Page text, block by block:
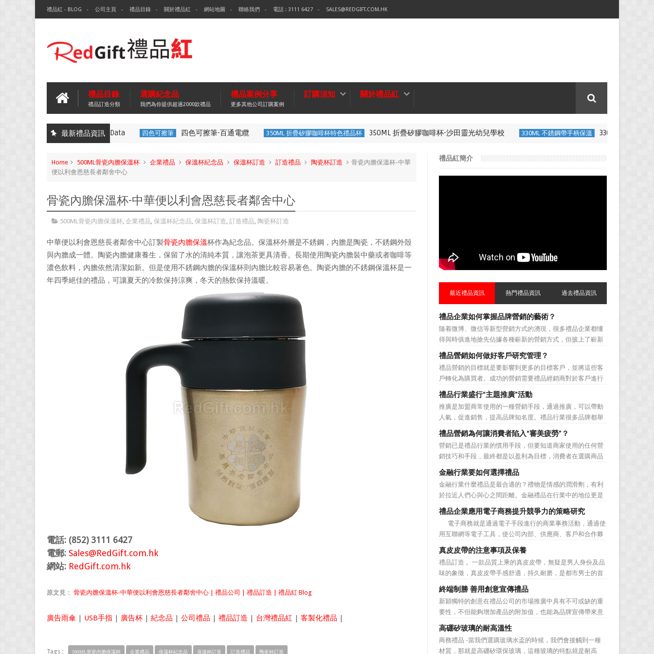
禮品紅 - BLOG 公司主頁 禮品目錄 關於禮品紅 網站地圖 聯絡我們 電話 : 3111 6427 SALES@REDGIFT.COM.HK
禮品目錄
禮品訂造分類
選購紀念品
我們為你提供超過2000款禮品
禮品案例分享
更多其他公司訂購案例
訂購須知 關於禮品紅
最新禮品資訊
環保袋-Tech Data 四色可擦筆 四色可擦筆-百通電纜 350ML 折疊矽膠咖啡杯特色禮品杯 350ML 折疊矽膠咖啡杯-沙田靈光幼兒學校 330ML 不銹鋼帶手柄保溫 330ML 不銹鋼帶手
Home 500ML骨瓷內膽保溫杯 企業禮品 保溫杯紀念品 保溫杯訂造 訂造禮品 陶瓷杯訂造
骨瓷內膽保溫杯-中華
便以利會恩慈長者鄰舍中心
骨瓷內膽保溫杯-中華便以利會恩慈長者鄰舍中心
500ML骨瓷內膽保溫杯, 企業禮品, 保溫杯紀念品, 保溫杯訂造, 訂造禮品, 陶瓷杯訂造
中華便以利會恩慈長者鄰舍中心訂製骨瓷內膽保溫杯作為紀念品。保溫杯外層是不銹鋼，內膽是陶瓷，不銹鋼外殼
與內膽成一體。陶瓷內膽健康養生，保留了水的清純本質，讓泡茶更具清香。長期使用陶瓷內膽裝中藥或者咖啡等
濃色飲料，內膽依然清潔如新。但是使用不銹鋼內膽的保溫杯則內膽比較容易著色。陶瓷內膽的不銹鋼保溫杯是一
年四季絕佳的禮品，可讓夏天的冷飲保持涼爽，冬天的熱飲保持溫暖。
電話: (852) 3111 6427
電郵: Sales@RedGift.com.hk
網站: RedGift.com.hk
原文見： 骨瓷內膽保溫杯-中華便以利會恩慈長者鄰舍中心 | 禮品公司 | 禮品訂造 | 禮品紅 Blog
廣告雨傘 | USB手指 | 廣告杯 | 紀念品 | 公司禮品 | 禮品訂造 | 台灣禮品紅 | 客製化禮品 |
Tags : 500ML骨瓷內膽保溫杯 企業禮品 保溫杯紀念品 保溫杯訂造 訂造禮品 陶瓷杯訂造
禮品紅簡介
最近禮品資訊 熱門禮品資訊 過去禮品資訊
禮品企業如何掌握品牌營銷的藝術？
隨着微博、微信等新型營銷方式的湧現，很多禮品企業都懂
得與時俱進地搶先佔據各種嶄新的營銷方式，但披上了嶄新
的營銷軀殼，卻沒有掌握營銷的靈魂。要知道，營銷真正的
價值不是將品牌鋪設到消費者眼前，而是將品牌印到消費者
心裡 與消費者的心理距離的拉近，並不是一朝一夕的事
情，需要做好持...
禮品營銷如何做好客戶研究管理？
禮品營銷的目標就是要影響到更多的目標客戶，並將這些客
戶轉化為購買者。成功的營銷需要禮品經銷商對於客戶進行
相應的分類，了解不同類型客戶的貢獻度，從而有的放矢的
制定相應的營銷對策，而這需要對於客戶研究方面更多地投
入，這不僅是銷售環節的事，也需要營銷管理策略的整體支
持。具體來說，有以下...
禮品行業盛行“主題推廣”活動
推廣是加盟商常使用的一種營銷手段，通過推廣，可以帶動
人氣，促進銷售，提高品牌知名度。禮品行業很多品牌都舉
辦過多場推廣活動，來帶動品牌的提升，然而，隨着推廣活
動的普遍，消費者對於這種推廣已經見怪不怪了。 所
以，儘管現在許多商家打着賠本推廣、以跳樓價銷售的口號
大搞活動，但生意...
禮品營銷為何讓消費者陷入“審美疲勞”？
營銷已是禮品行業的慣用手段，但要知道商家使用的任何營
銷技巧和手段，最終都是以盈利為目標，消費者在選購商品
時最為關注的便是如何利用最低的費用購買到最超值的貨
品。在禮品公司使用常規的營銷方式的同時，消費者也不免
走陷入了“審美疲勞”。 編者總結了最讓消費者對禮品行
業營銷產生免疫...
金融行業要如何選擇禮品
金融行業什麼禮品是最合適的？禮物是情感的潤滑劑，有利
於拉近人們心與心之間距離。金融禮品在行業中的地位更是
不容忽視，因為禮品即是企業形象的象徵，又是企業地位的
彰顯，同時對收禮人來說，一份禮物的永恆意義是語言難以
企及的。難怪有人曾說：再省也不能省禮物，再窮也不能窮
送禮。但是，禮品選擇...
禮品企業應用電子商務提升競爭力的策略研究
電子商務就是通過電子手段進行的商業事務活動，通過使
用互聯網等電子工具，使公司內部、供應商、客戶和合作夥
伴之間，利用電子業務共享信息，實現企業間業務流程的電
子化，配合企業內部的電子化生產管理系統，提高企業的生
產、庫存、流通和資金等各個環節的效率。它具有結構性、
動態性、社...
真皮皮帶的注意事項及保養
禮品訂造 。一款品質上乘的真皮皮帶，無疑是男人身份及品
味的象徵，真皮皮帶手感舒適，持久耐磨，是都市男士的首
選。當你還在髮愁老爸生日禮物送什麼的時候，一款真皮皮
帶就是非常不錯的選擇。但是真皮皮帶如果疏於保養，也會
黯然失色，出現裂痕和破損的痕跡，今天小編就爲大家分享
真皮皮帶的注意事項...
終端制勝 善用創意宣傳禮品
新穎獨特的創意在禮品公司的市場推廣中具有不可或缺的重
要性，不但能夠增加產品的附加值，也能為品牌宣傳帶來意
想不到的促進作用。禮品公司如果能夠巧妙運用這些獨具創
意的宣傳禮品來提升宣傳技巧，在終端推廣中將更具競爭
力。 打火機、煙灰缸、鑰匙鏈、毛巾……當今市場上的
高硼矽玻璃的耐高溫性
商務禮品 -當我們選購玻璃水盃的時候，我們會接觸到一種
材質，那就是高硼矽環保玻璃，這種玻璃的特點就是耐高